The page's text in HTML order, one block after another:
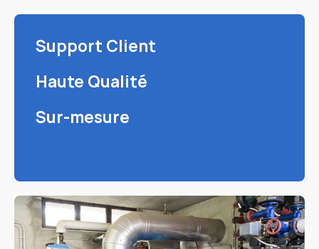
Support Client
Haute Qualité
Sur-mesure